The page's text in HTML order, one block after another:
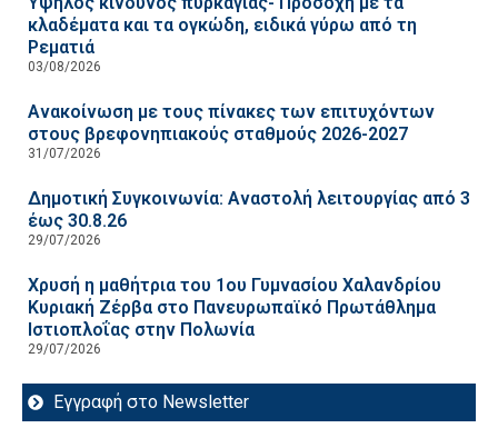
κλαδέματα και τα ογκώδη, ειδικά γύρω από τη
Ρεματιά
03/08/2026
Ανακοίνωση με τους πίνακες των επιτυχόντων
στους βρεφονηπιακούς σταθμούς 2026-2027
31/07/2026
Δημοτική Συγκοινωνία: Αναστολή λειτουργίας από 3
έως 30.8.26
29/07/2026
Χρυσή η μαθήτρια του 1ου Γυμνασίου Χαλανδρίου
Κυριακή Ζέρβα στο Πανευρωπαϊκό Πρωτάθλημα
Ιστιοπλοΐας στην Πολωνία
29/07/2026
Εγγραφή στο Newsletter